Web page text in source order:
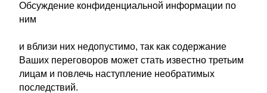
Обсуждение конфиденциальной информации по
ним
и вблизи них недопустимо, так как содержание
Ваших переговоров может стать известно третьим
лицам и повлечь наступление необратимых
последствий.